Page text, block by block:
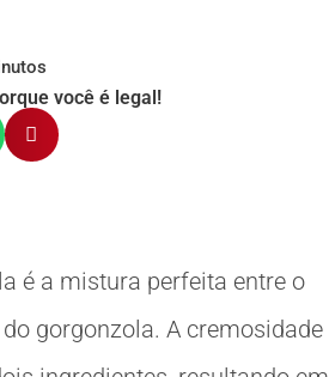
você é legal!
é a mistura perfeita entre o
gorgonzola. A cremosidade